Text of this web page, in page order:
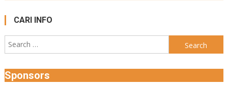
CARI INFO
Search
for:
Sponsors